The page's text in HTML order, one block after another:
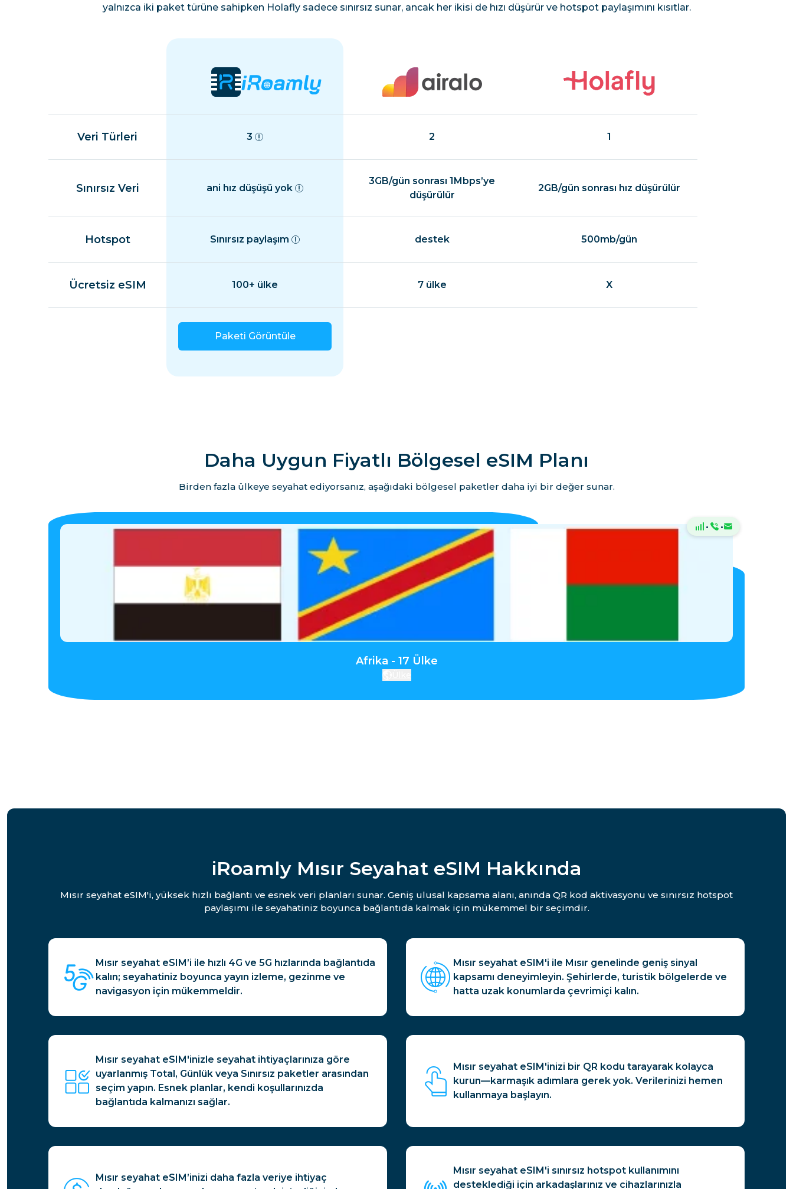
yalnızca iki paket türüne sahipken Holafly sadece sınırsız sunar, ancak her ikisi de hızı düşürür ve hotspot paylaşımını kısıtlar.
Veri Türleri 3 2 1
Sınırsız Veri ani hız düşüşü yok
3GB/gün sonrası 1Mbps’ye
düşürülür
2GB/gün sonrası hız düşürülür
Hotspot Sınırsız paylaşım destek 500mb/gün
Ücretsiz eSIM 100+ ülke 7 ülke X
Paketi Görüntüle
Daha Uygun Fiyatlı Bölgesel eSIM Planı
Birden fazla ülkeye seyahat ediyorsanız, aşağıdaki bölgesel paketler daha iyi bir değer sunar.
· ·
Afrika - 17 Ülke
iRoamly Mısır Seyahat eSIM Hakkında
Mısır seyahat eSIM'i, yüksek hızlı bağlantı ve esnek veri planları sunar. Geniş ulusal kapsama alanı, anında QR kod aktivasyonu ve sınırsız hotspot
paylaşımı ile seyahatiniz boyunca bağlantıda kalmak için mükemmel bir seçimdir.
Mısır seyahat eSIM’i ile hızlı 4G ve 5G hızlarında bağlantıda
kalın; seyahatiniz boyunca yayın izleme, gezinme ve
navigasyon için mükemmeldir.
Mısır seyahat eSIM'i ile Mısır genelinde geniş sinyal
kapsamı deneyimleyin. Şehirlerde, turistik bölgelerde ve
hatta uzak konumlarda çevrimiçi kalın.
Mısır seyahat eSIM'inizle seyahat ihtiyaçlarınıza göre
uyarlanmış Total, Günlük veya Sınırsız paketler arasından
seçim yapın. Esnek planlar, kendi koşullarınızda
bağlantıda kalmanızı sağlar.
Mısır seyahat eSIM'inizi bir QR kodu tarayarak kolayca
kurun—karmaşık adımlara gerek yok. Verilerinizi hemen
kullanmaya başlayın.
Mısır seyahat eSIM’inizi daha fazla veriye ihtiyaç
Mısır seyahat eSIM'i sınırsız hotspot kullanımını
desteklediği için arkadaşlarınız ve cihazlarınızla